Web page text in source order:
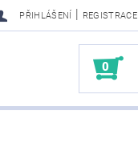
PŘIHLÁŠENÍ | REGISTRACE
0